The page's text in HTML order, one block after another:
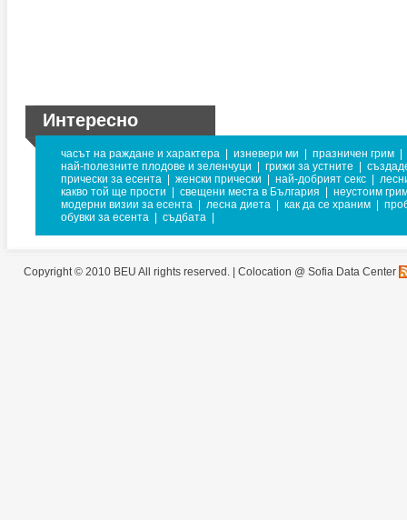
Интересно
часът на раждане и характера изневери ми празничен грим
най-полезните плодове и зеленчуци
грижи за устните
прически за есента
женски прически най-добрият секс
какво той ще прости
свещени места в България
неустоим
модерни визии за есента
лесна диета как да се храним
обувки за есента
съдбата
Copyright © 2010 BEU All rights reserved. | Colocation @ Sofia Data Center